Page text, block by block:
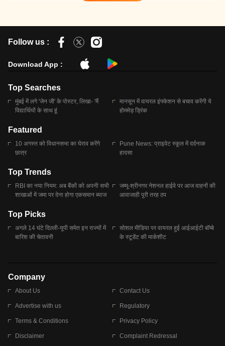
Follow us :
Download App :
Top Searches
मुंबई में लगे 'जेन जी' के पोस्टर, लिखा- 'मैं
विद्यार्थियों के साथ हूं
मानसून में वायरल इंफ्केशन से बचाव करेंगी ये
होममेड़ ड्रिंक
Featured
10 अगस्त को विधानसभा का घेराव करेंगे
छात्र
Pune News: प्राइवेट स्कूल में दर्दनाक
हादसा
Top Trends
RBI का नया नियम: अब बैंकों को अपनी सभी
शाखाओं में जमा पर देना होगा एकसमान ब्याज
जम्मू-श्रीनगर नेशनल हाईवे पर आज वाहनों की
आवाजाही पूरी तरह ठप
Top Picks
अगले 14 घंटे दिल्ली-यूपी समेत इन राज्यों में
बारिश की चेतावनी
सोशल मीडिया पर वायरल हुई आईआईटी बॉम्बे
के स्टूडेंट की मार्कशीट
Company
About Us Contact Us
Advertise with us Regulatory
Terms & Conditions Privacy Policy
Disclaimer Complaint Redressal